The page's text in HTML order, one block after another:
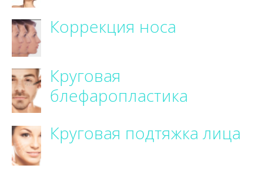
Коррекция носа
Круговая
блефаропластика
Круговая подтяжка лица